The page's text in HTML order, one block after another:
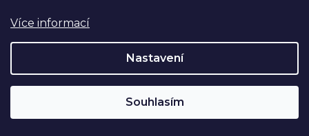
Více informací
Nastavení
Souhlasím